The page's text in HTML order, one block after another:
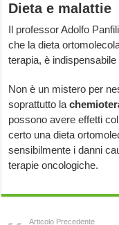
Dieta e malattie
Il professor Adolfo
che la dieta
terapia, è
Non è un mistero per
soprattutto la
possono avere effetti
certo una dieta
sensibilmente i danni
terapie oncologiche.
Articolo Precedente